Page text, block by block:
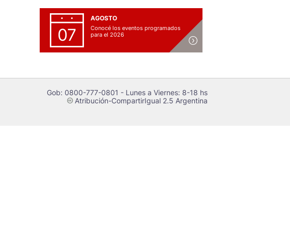
07
AGOSTO
Conocé los eventos programados
para el 2026
Gob: 0800-777-0801 - Lunes a Viernes: 8-18 hs
cAtribución-CompartirIgual 2.5 Argentina